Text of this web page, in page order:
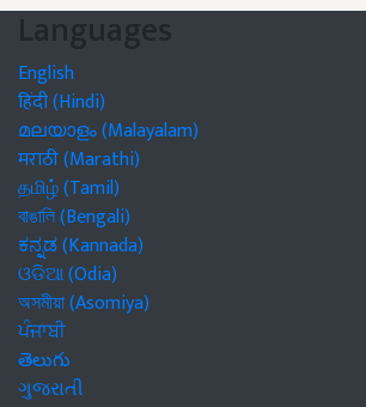
Languages
English
हिंदी (Hindi)
മലയാളം (Malayalam)
मराठी (Marathi)
தமிழ் (Tamil)
বাঙালি (Bengali)
ಕನ್ನಡ (Kannada)
ଓଡିଆ (Odia)
অসমীয়া (Asomiya)
ਪੰਜਾਬੀ
తెలుగు
ગુજરાતી